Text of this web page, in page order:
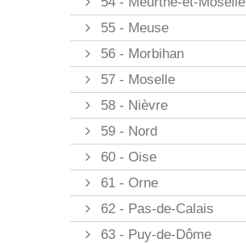
55 - Meuse
56 - Morbihan
57 - Moselle
58 - Nièvre
59 - Nord
60 - Oise
61 - Orne
62 - Pas-de-Calais
63 - Puy-de-Dôme